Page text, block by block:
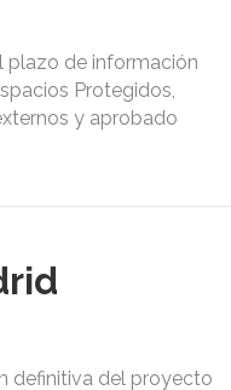
plazo de información
Protegidos,
y aprobado
definitiva del proyecto